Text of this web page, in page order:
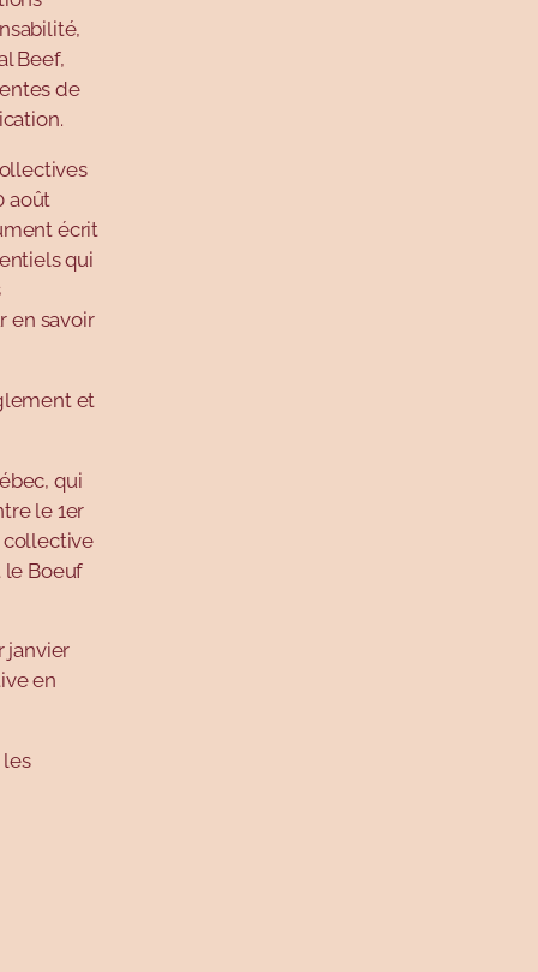
Beef,
de
août
écrit
qui
en savoir
et
qui
le 1er
collective
le Boeuf
janvier
en
les